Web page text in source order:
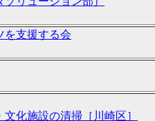
支援する会
化施設の清掃［川崎区］